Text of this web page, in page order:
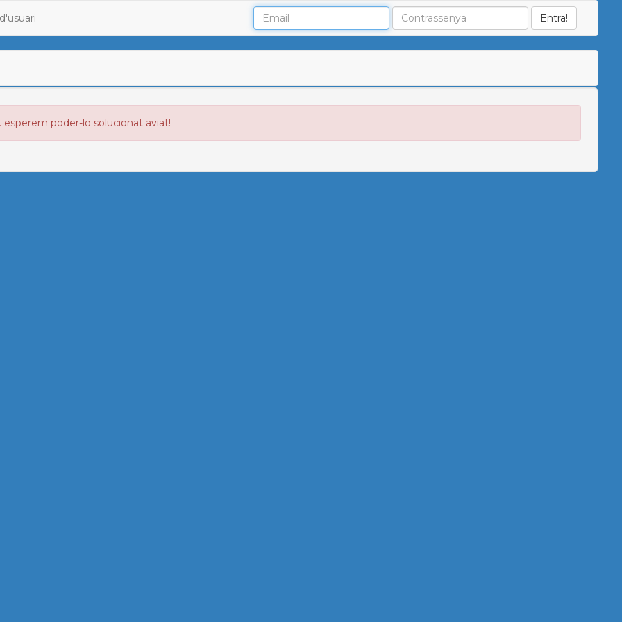
poder-lo solucionat aviat!